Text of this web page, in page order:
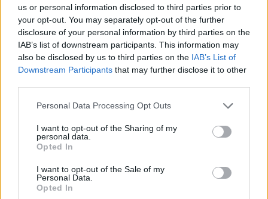
us or personal information disclosed to third parties prior to
your opt-out. You may separately opt-out of the further
disclosure of your personal information by third parties on the
IAB’s list of downstream participants. This information may
also be disclosed by us to third parties on the IAB’s List of
Downstream Participants that may further disclose it to other
Please note that this website/app uses one or more Google
not limited to your visit or usage behaviour. You may click to
grant or deny consent to Google and its third-party tags to
use your data for below specified purposes in below Google
consent section.
Personal Data Processing Opt Outs
I want to opt-out of the Sharing of my
personal data.
Opted In
I want to opt-out of the Sale of my
Personal Data.
Opted In
Szólj hozzá!
A hozzászóláshoz be kell lépned!